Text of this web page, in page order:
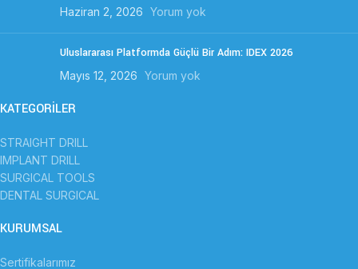
Haziran 2, 2026 Yorum yok
Uluslararası Platformda Güçlü Bir Adım: IDEX 2026
Mayıs 12, 2026 Yorum yok
KATEGORİLER
STRAIGHT DRILL
IMPLANT DRILL
SURGICAL TOOLS
DENTAL SURGICAL
KURUMSAL
Sertifikalarımız